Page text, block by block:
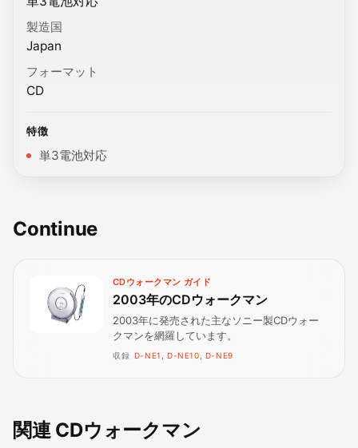
製造国
Japan
フォーマット
CD
特徴
単3電池対応
Continue
CDウォークマン ガイド
2003年のCDウォークマン
2003年に発売された主なソニー製CDウォー
クマンを網羅しています。
収録 D-NE1, D-NE10, D-NE9
関連 CDウォークマン